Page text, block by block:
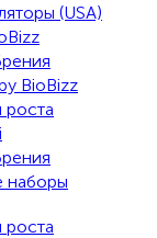
(USA)
BioBizz
роста
наборы
роста